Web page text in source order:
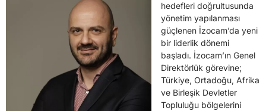
hedefleri doğrultusunda
yönetim yapılanması
güçlenen İzocam’da yeni
bir liderlik dönemi
başladı. İzocam’ın Genel
Direktörlük görevine;
Türkiye, Ortadoğu, Afrika
ve Birleşik Devletler
Topluluğu bölgelerini